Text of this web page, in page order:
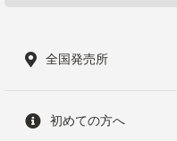
全国発売所
初めての方へ